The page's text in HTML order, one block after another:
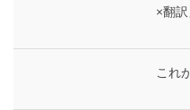
×翻
これ